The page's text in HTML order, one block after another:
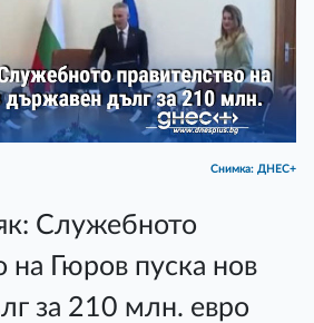
Снимка: ДНЕС+
Служебното
на Гюров пуска нов
за 210 млн. евро